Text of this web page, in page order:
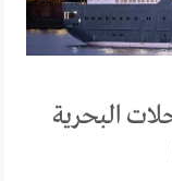
البحرية